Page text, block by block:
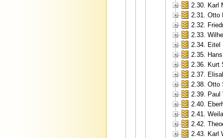
2.30. Karl
2.31. Otto
2.32.
2.33.
2.34. Eitel
2.35.
2.36. Kurt
2.37.
2.38. Otto
2.39. Paul
2.40.
2.41.
2.42.
2.43. Karl